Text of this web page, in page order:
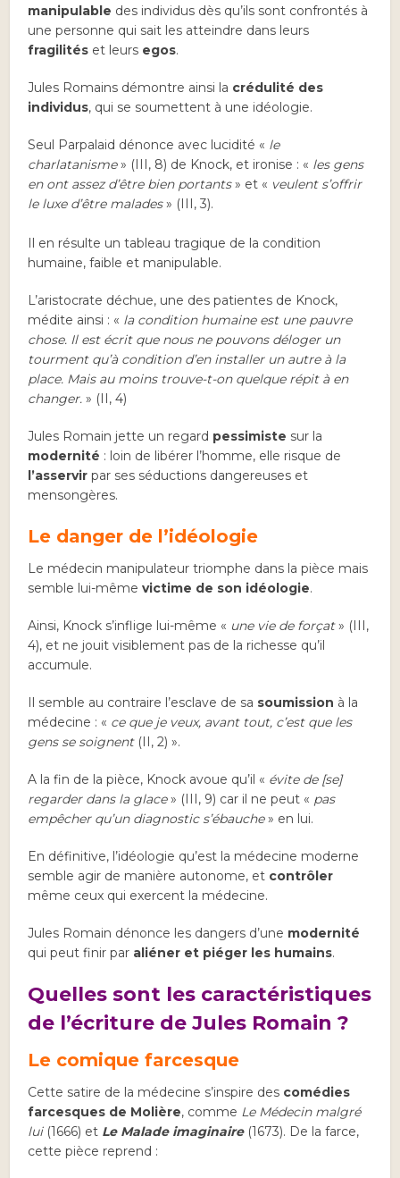
manipulable des individus dès qu’ils sont confrontés à
une personne qui sait les atteindre dans leurs
fragilités et leurs egos.
Jules Romains démontre ainsi la crédulité des
individus, qui se soumettent à une idéologie.
Seul Parpalaid dénonce avec lucidité « le
charlatanisme» (III, 8) de Knock, et ironise : « les gens
en ont assez d’être bien portants» et « veulent s’offrir
le luxe d’être malades» (III, 3).
Il en résulte un tableau tragique de la condition
humaine, faible et manipulable.
L’aristocrate déchue, une des patientes de Knock,
médite ainsi : « la condition humaine est une pauvre
chose. Il est écrit que nous ne pouvons déloger un
tourment qu’à condition d’en installer un autre à la
place. Mais au moins trouve-t-on quelque répit à en
changer.» (II, 4)
Jules Romain jette un regard pessimiste sur la
modernité : loin de libérer l’homme, elle risque de
l’asservir par ses séductions dangereuses et
mensongères.
Le danger de l’idéologie
Le médecin manipulateur triomphe dans la pièce mais
semble lui-mêmevictime de son idéologie.
Ainsi, Knock s’inflige lui-même « une vie de forçat» (III,
4), et ne jouit visiblement pas de la richesse qu’il
accumule.
Il semble au contraire l’esclave de sa soumission à la
médecine : « ce que je veux, avant tout, c’est que les
gens se soignent(II, 2) ».
A la fin de la pièce, Knock avoue qu’il « évite de [se]
regarder dans la glace» (III, 9) car il ne peut « pas
empêcher qu’un diagnostic s’ébauche» en lui.
En définitive, l’idéologie qu’est la médecine moderne
semble agir de manière autonome, et contrôler
même ceux qui exercent la médecine.
Jules Romain dénonce les dangers d’une modernité
qui peut finir par aliéner et piéger les humains.
Quelles sont les caractéristiques
de l’écriture de Jules Romain ?
Le comique farcesque
Cette satire de la médecine s’inspire des comédies
farcesques de Molière, comme Le Médecin malgré
lui(1666) et Le Malade imaginaire(1673). De la farce,
cette pièce reprend :